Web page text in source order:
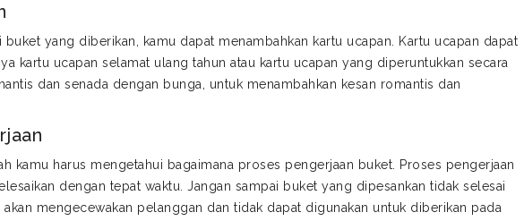
yang diberikan, kamu dapat menambahkan kartu ucapan. Kartu ucapan dapat
kartu ucapan selamat ulang tahun atau kartu ucapan yang diperuntukkan secara
dan senada dengan bunga, untuk menambahkan kesan romantis dan
kamu harus mengetahui bagaimana proses pengerjaan buket. Proses pengerjaan
dengan tepat waktu. Jangan sampai buket yang dipesankan tidak selesai
mengecewakan pelanggan dan tidak dapat digunakan untuk diberikan pada